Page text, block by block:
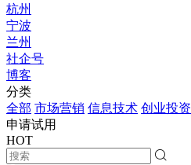
杭州
宁波
兰州
社企号
博客
分类
全部 市场营销 信息技术 创业投资
申请试用
HOT